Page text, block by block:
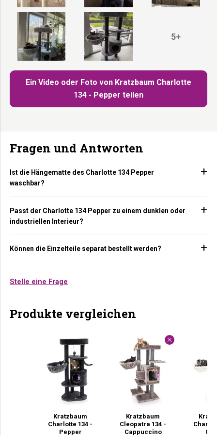
Ein Video oder Foto von Kratzbaum Charlotte
134 - Pepper teilen
5+
Fragen und Antworten
Ist die Hängematte des Charlotte 134 Pepper
waschbar?
Passt der Charlotte 134 Pepper zu einem dunklen oder
industriellen Interieur?
Können die Einzelteile separat bestellt werden?
Stelle eine Frage
Produkte vergleichen
Kratzbaum
Charlotte 134 -
Pepper
Kratzbaum
Cleopatra 134 -
Cappuccino